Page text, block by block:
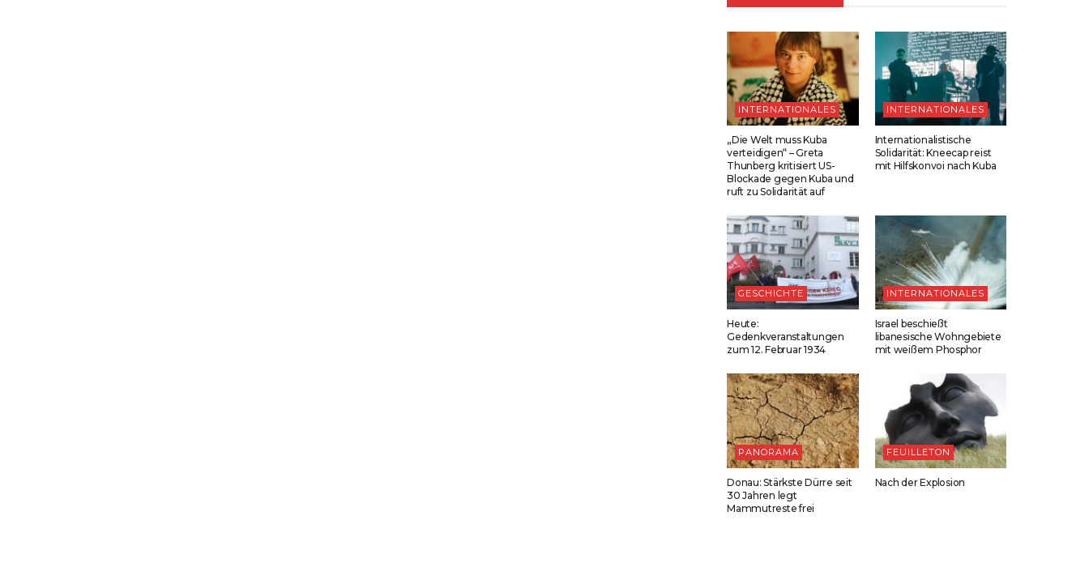
INTERNATIONALES
„Die Welt muss Kuba
verteidigen“ – Greta
Thunberg kritisiert US-
Blockade gegen Kuba und
ruft zu Solidarität auf
INTERNATIONALES
Internationalistische
Solidarität: Kneecap reist
mit Hilfskonvoi nach Kuba
GESCHICHTE
Heute:
Gedenkveranstaltungen
zum 12. Februar 1934
INTERNATIONALES
Israel beschießt
libanesische Wohngebiete
mit weißem Phosphor
PANORAMA
Donau: Stärkste Dürre seit
30 Jahren legt
Mammutreste frei
FEUILLETON
Nach der Explosion